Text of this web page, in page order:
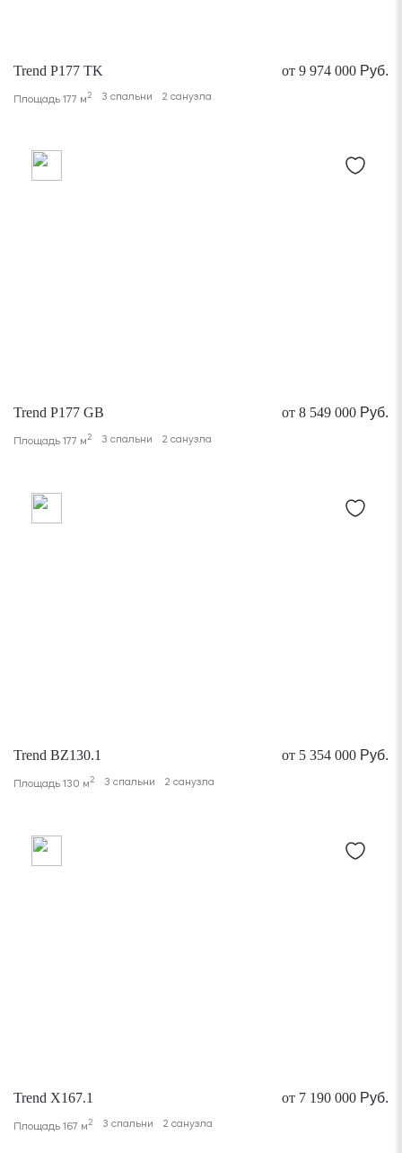
Trend P177 TK от 9 974 000 Руб.
Площадь 177 м2 3 спальни 2 санузла
Trend P177 GB от 8 549 000 Руб.
Площадь 177 м2 3 спальни 2 санузла
Trend BZ130.1 от 5 354 000 Руб.
Площадь 130 м2 3 спальни 2 санузла
Trend X167.1 от 7 190 000 Руб.
Площадь 167 м2 3 спальни 2 санузла